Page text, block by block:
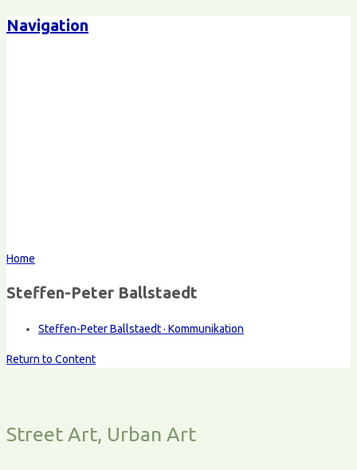
Navigation
Home
Steffen-Peter Ballstaedt
Steffen-Peter Ballstaedt · Kommunikation
Return to Content
Street Art, Urban Art